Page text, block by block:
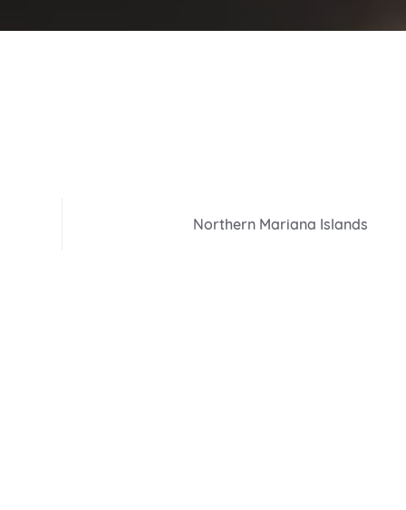
Northern Mariana Islands